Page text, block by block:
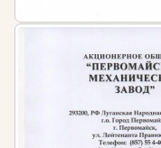
Форма
Теоретическая
личный кабинет,
тесты и
обучаться в